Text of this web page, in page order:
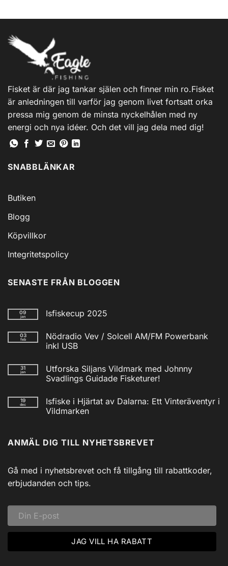
Fisket är där jag tankar själen och finner min ro.Fisket
är anledningen till varför jag genom livet fortsatt orka
pressa mig genom de minsta nyckelhålen med ny
energi och nya idéer. Och det vill jag dela med dig!
SNABBLÄNKAR
Butiken
Blogg
Köpvillkor
Integritetspolicy
SENASTE FRÅN BLOGGEN
09
jan Isfiskecup 2025
till
Isfiskecup
2025
03
feb
Nödradio Vev / Solcell AM/FM Powerbank
inkl USB
till
Nödradio
Vev
AM/FM
Powerbank
inkl
31
jan
Utforska Siljans Vildmark med Johnny
Svadlings Guidade Fisketurer!
till
Utforska
Siljans
Svadlings
Guidade
19
dec
Isfiske i Hjärtat av Dalarna: Ett Vinteräventyr i
Vildmarken
Isfiske
i
Dalarna:
Ett
Vinteräventyr
i
ANMÄL DIG TILL NYHETSBREVET
Gå med i nyhetsbrevet och få tillgång till rabattkoder,
erbjudanden och tips.